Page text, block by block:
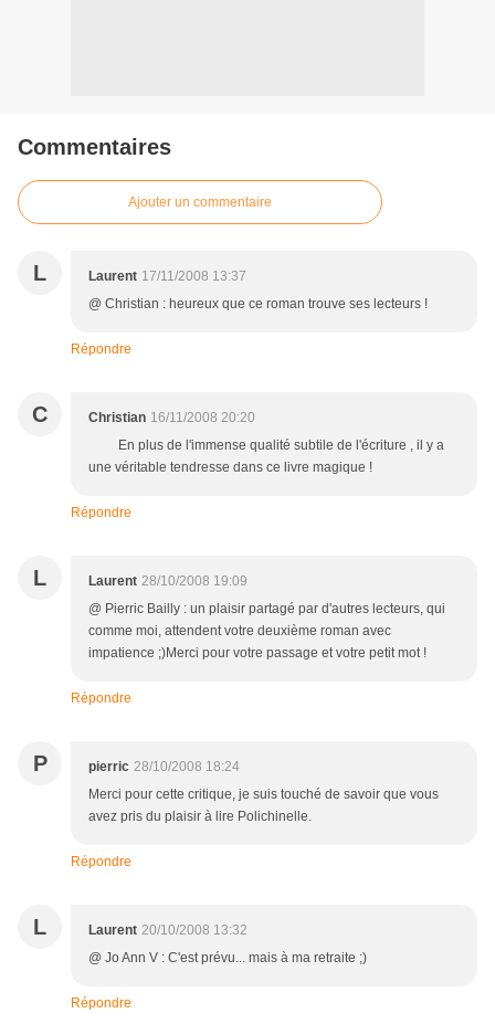
Commentaires
Ajouter un commentaire
L Laurent 17/11/2008 13:37
@ Christian : heureux que ce roman trouve ses lecteurs !
Répondre
C Christian 16/11/2008 20:20
En plus de l'immense qualité subtile de l'écriture , il y a
une véritable tendresse dans ce livre magique !
Répondre
L Laurent 28/10/2008 19:09
@ Pierric Bailly : un plaisir partagé par d'autres lecteurs, qui
comme moi, attendent votre deuxième roman avec
impatience ;)Merci pour votre passage et votre petit mot !
Répondre
P pierric 28/10/2008 18:24
Merci pour cette critique, je suis touché de savoir que vous
avez pris du plaisir à lire Polichinelle.
Répondre
L Laurent 20/10/2008 13:32
@ Jo Ann V : C'est prévu... mais à ma retraite ;)
Répondre